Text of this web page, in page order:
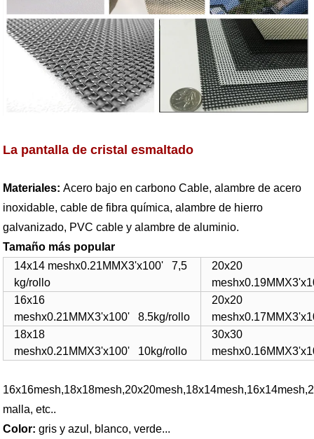
La pantalla de cristal esmaltado
Materiales: Acero bajo en carbono Cable, alambre de acero
inoxidable, cable de fibra química, alambre de hierro
galvanizado, PVC cable y alambre de aluminio.
Tamaño más popular
14x14 meshx0.21MMX3'x100' 7,5
kg/rollo
20x20
16x16
meshx0.21MMX3'x100' 8.5kg/rollo
20x20
18x18
meshx0.21MMX3'x100' 10kg/rollo
30x30
malla, etc..
Color: gris y azul, blanco, verde...